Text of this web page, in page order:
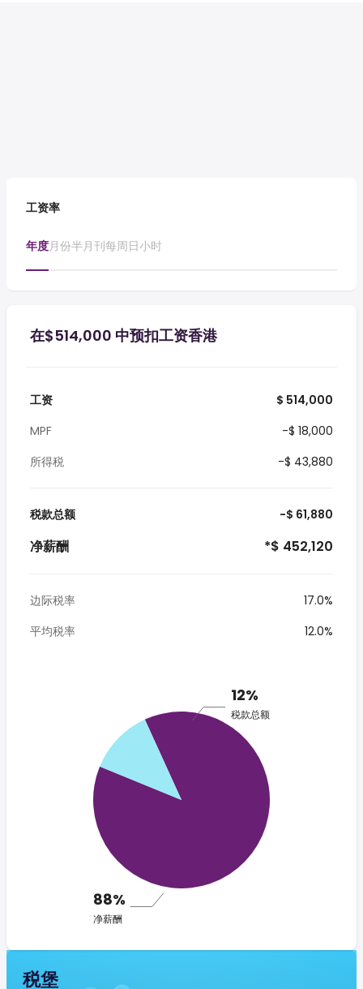
工资率
年度月份半月刊每周日小时
在$514,000 中预扣工资香港
工资
$ 514,000
MPF
-$ 18,000
所得税
-$ 43,880
税款总额 -$ 61,880
净薪酬 *$ 452,120
边际税率
17.0%
平均税率
12.0%
12%
税款总额
88%
净薪酬
税堡